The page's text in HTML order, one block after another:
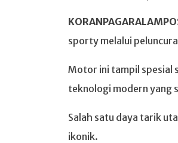
sporty melalui
Motor ini tampil spesial
teknologi modern yang
Salah satu daya tarik
ikonik.